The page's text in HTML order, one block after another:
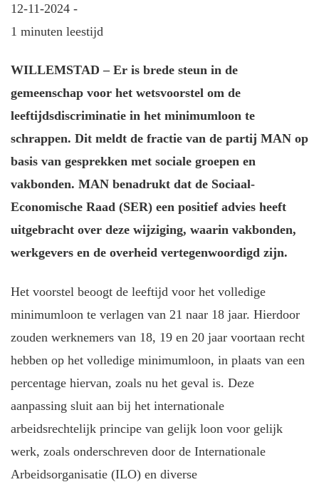
12-11-2024 -
1 minuten leestijd
WILLEMSTAD – Er is brede steun in de
gemeenschap voor het wetsvoorstel om de
leeftijdsdiscriminatie in het minimumloon te
schrappen. Dit meldt de fractie van de partij MAN op
basis van gesprekken met sociale groepen en
vakbonden. MAN benadrukt dat de Sociaal-
Economische Raad (SER) een positief advies heeft
uitgebracht over deze wijziging, waarin vakbonden,
werkgevers en de overheid vertegenwoordigd zijn.
Het voorstel beoogt de leeftijd voor het volledige
minimumloon te verlagen van 21 naar 18 jaar. Hierdoor
zouden werknemers van 18, 19 en 20 jaar voortaan recht
hebben op het volledige minimumloon, in plaats van een
percentage hiervan, zoals nu het geval is. Deze
aanpassing sluit aan bij het internationale
arbeidsrechtelijk principe van gelijk loon voor gelijk
werk, zoals onderschreven door de Internationale
Arbeidsorganisatie (ILO) en diverse